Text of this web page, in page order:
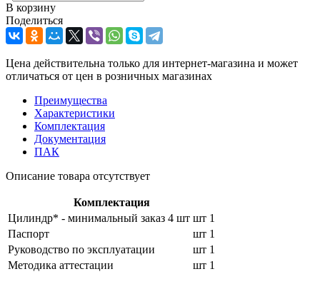
В корзину
Поделиться
Цена действительна только для интернет-магазина и может
отличаться от цен в розничных магазинах
Преимущества
Характеристики
Комплектация
Документация
ПАК
Описание товара отсутствует
Комплектация
Цилиндр* - минимальный заказ 4 шт шт 1
Паспорт
шт 1
Руководство по эксплуатации
шт 1
Методика аттестации
шт 1